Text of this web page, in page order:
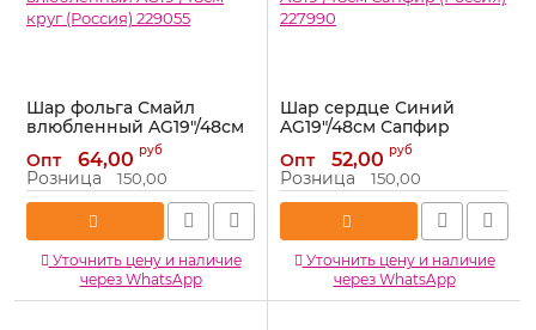
Шар фольга Смайл
влюбленный AG19"/48см
круг (Россия) 229055
Артикул: 229055
Опт 64,00 руб
Розница 150,00
Уточнить цену и наличие
через WhatsApp
Шар сердце Синий
AG19"/48см Сапфир
(Россия) 227990
Артикул: 227990
Опт 52,00 руб
Розница 150,00
Уточнить цену и наличие
через WhatsApp